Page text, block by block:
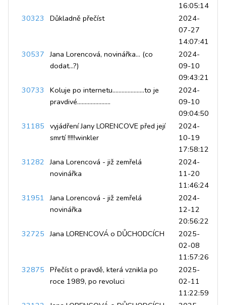
16:05:14
30323
Důkladně přečíst
2024-
07-27
14:07:41
30537 Jana Lorencová, novinářka... (co
dodat...?)
2024-
09-10
09:43:21
30733
Koluje po internetu.....................to je
pravdivé......................
2024-
09-10
09:04:50
31185 vyjádření Jany LORENCOVE před její
smrtí !!!!!winkler
2024-
10-19
17:58:12
31282 Jana Lorencová - již zemřelá
novinářka
2024-
11-20
11:46:24
31951 Jana Lorencová - již zemřelá
novinářka
2024-
12-12
20:56:22
32725 Jana LORENCOVÁ o DŮCHODCÍCH
2025-
02-08
11:57:26
32875 Přečíst o pravdě, která vznikla po
roce 1989, po revoluci
2025-
02-11
11:22:59